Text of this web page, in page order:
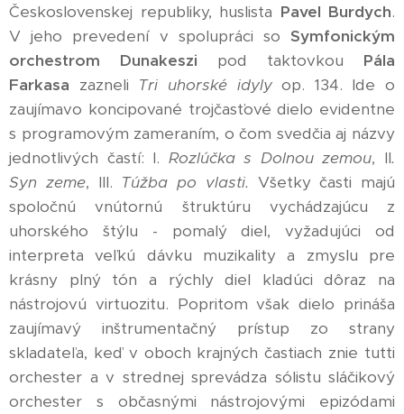
Československej republiky, huslista Pavel Burdych.
V jeho prevedení v spolupráci so Symfonickým
orchestrom Dunakeszi pod taktovkou Pála
Farkasa zazneli Tri uhorské idylyop. 134. Ide o
zaujímavo koncipované trojčasťové dielo evidentne
s programovým zameraním, o čom svedčia aj názvy
jednotlivých častí: I. Rozlúčka s Dolnou zemou, II.
Syn zeme, III. Túžba po vlasti. Všetky časti majú
spoločnú vnútornú štruktúru vychádzajúcu z
uhorského štýlu - pomalý diel, vyžadujúci od
interpreta veľkú dávku muzikality a zmyslu pre
krásny plný tón a rýchly diel kladúci dôraz na
nástrojovú virtuozitu. Popritom však dielo prináša
zaujímavý inštrumentačný prístup zo strany
skladateľa, keď v oboch krajných častiach znie tutti
orchester a v strednej sprevádza sólistu sláčikový
orchester s občasnými nástrojovými epizódami